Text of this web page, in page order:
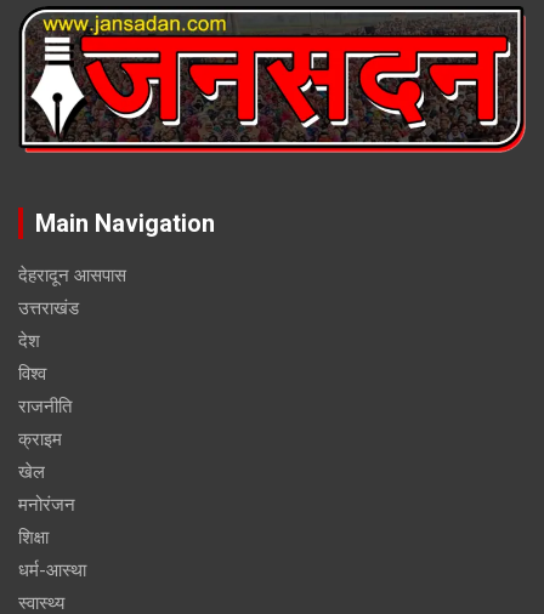
Main Navigation
देहरादून आसपास
उत्तराखंड
देश
विश्व
राजनीति
क्राइम
खेल
मनोरंजन
शिक्षा
धर्म-आस्था
स्वास्थ्य